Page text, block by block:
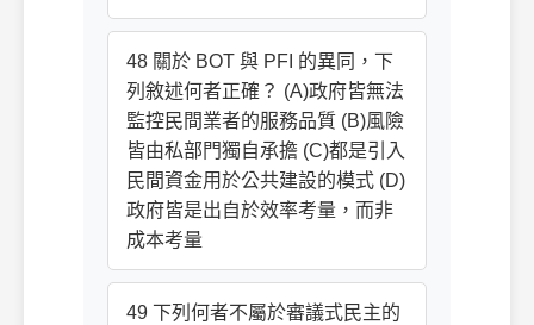
48 關於 BOT 與 PFI 的異同，下
列敘述何者正確？ (A)政府皆無法
監控民間業者的服務品質 (B)風險
皆由私部門獨自承擔 (C)都是引入
民間資金用於公共建設的模式 (D)
政府皆是出自於效率考量，而非
成本考量
49 下列何者不屬於審議式民主的